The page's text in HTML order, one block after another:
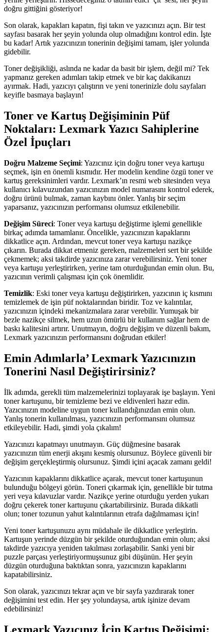
doğru gittiğini gösteriyor!
Son olarak, kapakları kapatın, fişi takın ve yazıcınızı açın. Bir test
sayfası basarak her şeyin yolunda olup olmadığını kontrol edin. İşte
bu kadar! Artık yazıcınızın tonerinin değişimi tamam, işler yolunda
gidebilir.
Toner değişikliği, aslında ne kadar da basit bir işlem, değil mi? Tek
yapmanız gereken adımları takip etmek ve bir kaç dakikanızı
ayırmak. Hadi, yazıcıyı çalıştırın ve yeni tonerinizle dolu sayfaları
keyifle basmaya başlayın!
Toner ve Kartuş Değişiminin Püf
Noktaları: Lexmark Yazıcı Sahiplerine
Özel İpuçları
Doğru Malzeme Seçimi: Yazıcınız için doğru toner veya kartuşu
seçmek, işin en önemli kısmıdır. Her modelin kendine özgü toner ve
kartuş gereksinimleri vardır. Lexmark’ın resmi web sitesinden veya
kullanıcı kılavuzundan yazıcınızın model numarasını kontrol ederek,
doğru ürünü bulmak, zaman kaybını önler. Yanlış bir seçim
yaparsanız, yazıcınızın performansı olumsuz etkilenebilir.
Değişim Süreci: Toner veya kartuşu değiştirme işlemi genellikle
birkaç adımda tamamlanır. Öncelikle, yazıcınızın kapaklarını
dikkatlice açın. Ardından, mevcut toner veya kartuşu nazikçe
çıkarın. Burada dikkat etmeniz gereken, malzemeleri sert bir şekilde
çekmemek; aksi takdirde yazıcınıza zarar verebilirsiniz. Yeni toner
veya kartuşu yerleştirirken, yerine tam oturduğundan emin olun. Bu,
yazıcının verimli çalışması için çok önemlidir.
Temizlik: Eski toner veya kartuşu değiştirirken, yazıcının iç kısmını
temizlemek de işin püf noktalarından biridir. Toz ve kalıntılar,
yazıcınızın içindeki mekanizmalara zarar verebilir. Yumuşak bir
bezle nazikçe silmek, hem uzun ömürlü bir kullanım sağlar hem de
baskı kalitesini artırır. Unutmayın, doğru değişim ve düzenli bakım,
Lexmark yazıcınızın performansını doğrudan etkiler!
Emin Adımlarla’ Lexmark Yazıcınızın
Tonerini Nasıl Değiştirirsiniz?
İlk adımda, gerekli tüm malzemelerinizi toplayarak işe başlayın. Yeni
toner kartuşunu, bir temizleme bezi ve eldivenleri hazır edin.
Yazıcınızın modeline uygun toner kullandığınızdan emin olun.
Yanlış tonerin kullanılması, yazıcınızın performansını olumsuz
etkileyebilir. Hadi, şimdi yola çıkalım!
Yazıcınızı kapatmayı unutmayın. Güç düğmesine basarak
yazıcınızın tüm enerji akışını kesmiş olursunuz. Böylece güvenli bir
değişim gerçekleştirmiş olursunuz. Şimdi içini açacak zamanı geldi!
Yazıcının kapaklarını dikkatlice açarak, mevcut toner kartuşunun
bulunduğu bölgeyi görün. Toneri çıkarmak için, genellikle bir tutma
yeri veya kılavuzlar vardır. Nazikçe yerine oturduğu yerden yukarı
doğru çekerek toner kartuşunu çıkartabilirsiniz. Burada dikkatli
olun; toner tozunun yahut kalıntılarının etrafa dağılmaması için!
Yeni toner kartuşunuzu aynı müdahale ile dikkatlice yerleştirin.
Kartuşun yerinde düzgün bir şekilde oturduğundan emin olun; aksi
takdirde yazıcıya yeniden takılması zorlaşabilir. Sanki yeni bir
puzzle parçası yerleştiriyormuşsunuz gibi düşünün. Her şeyin
düzgün oturduğuna baktıktan sonra, yazıcınızın kapaklarını
kapatabilirsiniz.
Son olarak, yazıcınızı tekrar açın ve bir sayfa yazdırarak toner
değişimini test edin. Her şey yolundaysa, artık işinize devam
edebilirsiniz!